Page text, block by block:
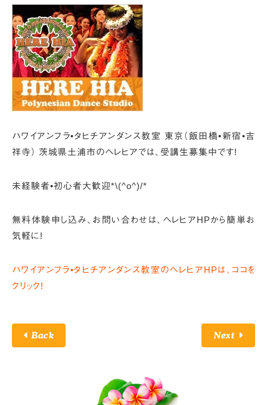
ハワイアンフラ•タヒチアンダンス教室 東京（飯田橋•新宿•吉
祥寺） 茨城県土浦市のヘレヒアでは、 受講生募集中です!
未経験者•初心者大歓迎*\(^o^)/*
無料体験申し込み、お問い合わせは、 ヘレヒアHPから簡単お
気軽に!
ハワイアンフラ•タヒチアンダンス教室のヘレヒアHPは、ココを
クリック!
Back Next